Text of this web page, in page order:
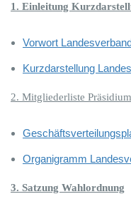
1. Einleitung
Vorwort
Kurzdarstellung
2. Mitgliederliste Präsidium
Organigramm
3. Satzung Wahlordnung